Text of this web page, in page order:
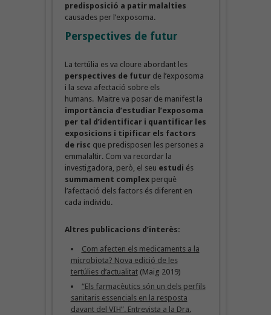
predisposició a patir malalties
causades per l’exposoma.
Perspectives de futur
La tertúlia es va cloure abordant les
perspectives de futurde l’exposoma
i la seva afectació sobre els
humans. Maitre va posar de manifest la
importància d’estudiar l’exposoma
per tal d’identificar i quantificar les
exposicions i tipificar els factors
de risc que predisposen les persones a
emmalaltir. Com va recordar la
investigadora, però, el seu estudi és
summament complexperquè
l’afectació dels factors és diferent en
cada individu.
Altres publicacions d’interès:
Com afecten els medicaments a la
microbiota? Nova edició de les
tertúlies d’actualitat(Maig 2019)
“Els farmacèutics són un dels perfils
sanitaris essencials en la resposta
davant del VIH”. Entrevista a la Dra.